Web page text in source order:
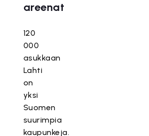
areenat
120
000
asukkaan
Lahti
on
yksi
Suomen
suurimpia
kaupunkeja.